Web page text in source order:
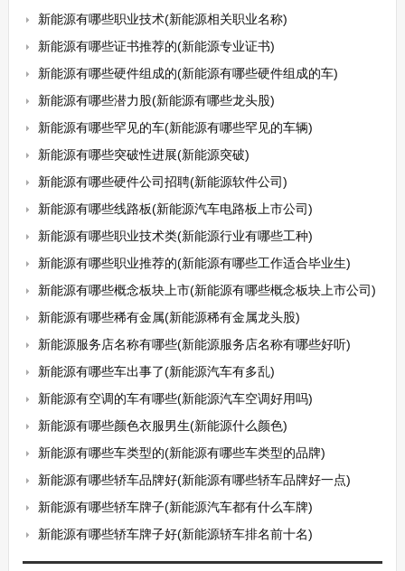
新能源有哪些职业技术(新能源相关职业名称)
新能源有哪些证书推荐的(新能源专业证书)
新能源有哪些硬件组成的(新能源有哪些硬件组成的车)
新能源有哪些潜力股(新能源有哪些龙头股)
新能源有哪些罕见的车(新能源有哪些罕见的车辆)
新能源有哪些突破性进展(新能源突破)
新能源有哪些硬件公司招聘(新能源软件公司)
新能源有哪些线路板(新能源汽车电路板上市公司)
新能源有哪些职业技术类(新能源行业有哪些工种)
新能源有哪些职业推荐的(新能源有哪些工作适合毕业生)
新能源有哪些概念板块上市(新能源有哪些概念板块上市公司)
新能源有哪些稀有金属(新能源稀有金属龙头股)
新能源服务店名称有哪些(新能源服务店名称有哪些好听)
新能源有哪些车出事了(新能源汽车有多乱)
新能源有空调的车有哪些(新能源汽车空调好用吗)
新能源有哪些颜色衣服男生(新能源什么颜色)
新能源有哪些车类型的(新能源有哪些车类型的品牌)
新能源有哪些轿车品牌好(新能源有哪些轿车品牌好一点)
新能源有哪些轿车牌子(新能源汽车都有什么车牌)
新能源有哪些轿车牌子好(新能源轿车排名前十名)